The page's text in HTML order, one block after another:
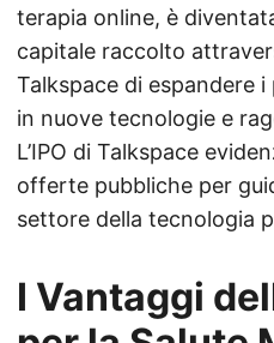
terapia online, è
capitale raccolto
Talkspace di espandere
in nuove tecnologie e
L’IPO di Talkspace
offerte pubbliche per
settore della tecnologia
I Vantaggi